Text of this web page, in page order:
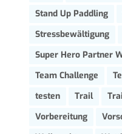
Stand Up Paddling
Stressbewältigung
Super Hero Partner
Team Challenge
testen
Trail
Vorbereitung